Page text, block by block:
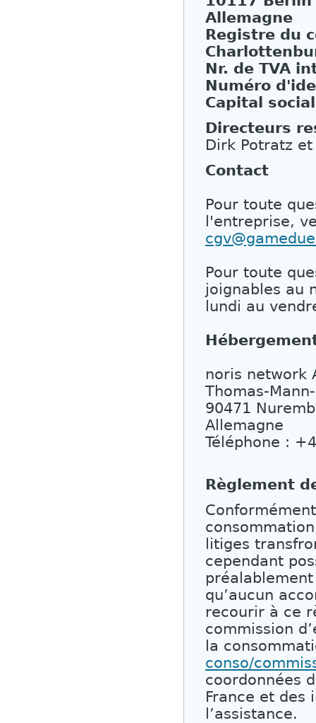
Allemagne
Registre du
Nr. de TVA
Numéro
Capital
Directeurs
Dirk Potratz
Contact
Pour toute
l'entreprise,
Pour toute
joignables au
lundi au
noris network
Thomas-
90471
Allemagne
Téléphone :
Règlement
litiges
cependant
qu’aucun
recourir à ce
commission
la
conso/
coordonnées
France et des
l’assistance.